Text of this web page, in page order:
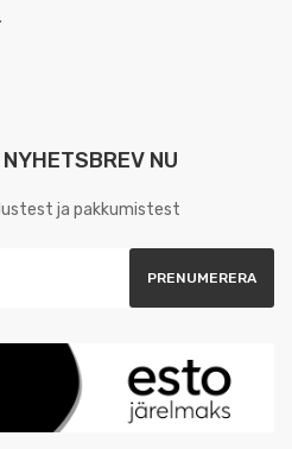
NU
ja pakkumistest